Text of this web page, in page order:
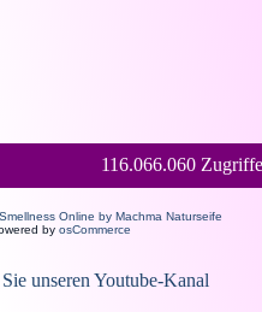
116.066.060
Smellness Online by Machma Naturseife
by osCommerce